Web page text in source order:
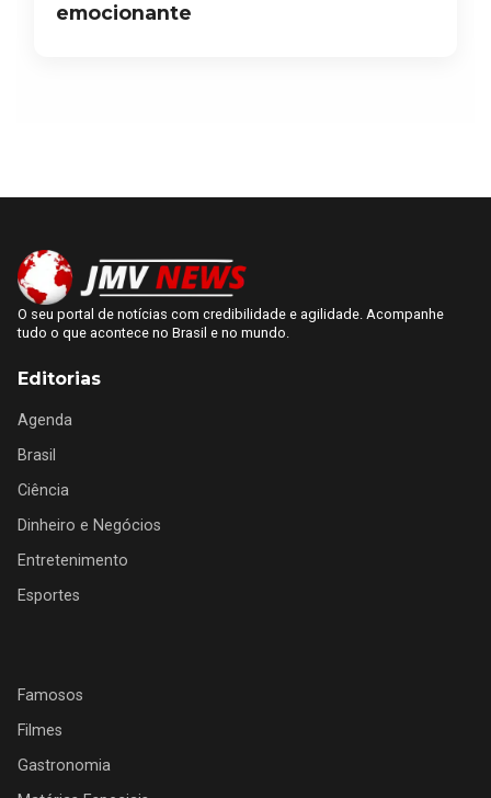
emocionante
O seu portal de notícias com credibilidade e agilidade. Acompanhe
tudo o que acontece no Brasil e no mundo.
Editorias
Agenda
Brasil
Ciência
Dinheiro e Negócios
Entretenimento
Esportes
Famosos
Filmes
Gastronomia